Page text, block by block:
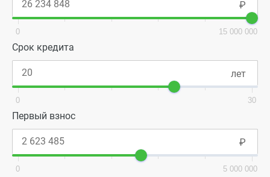
0 15 000 000
Срок кредита
0 30
Первый взнос
0 5 000 000